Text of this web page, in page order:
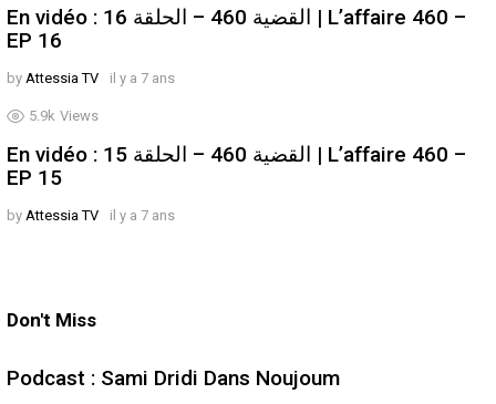
En vidéo : القضية 460 – الحلقة 16 | L’affaire 460 –
EP 16
by Attessia TV il y a 7 ans
5.9k Views
En vidéo : القضية 460 – الحلقة 15 | L’affaire 460 –
EP 15
by Attessia TV il y a 7 ans
Don't Miss
Podcast : Sami Dridi Dans Noujoum